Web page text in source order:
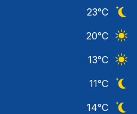
23°C
20°C
13°C
11°C
14°C